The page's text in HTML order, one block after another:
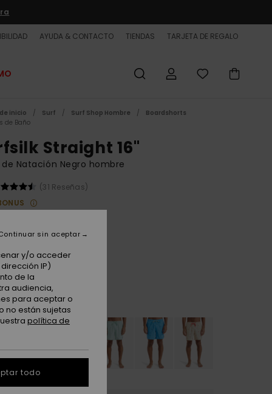
AYUDA & CONTACTO TIENDAS TARJETA DE REGALO
inicio Surf Surf Shop Hombre
Boardshorts
de Baño
Straight 16"
de Natación Negro hombre
(31 Reseñas)
€
PROMO -25% EXTRA
Navy Mini Chaos
y/o acceder
IP)
de la
audiencia,
para aceptar o
no están sujetas
política de
sin aceptar
todo